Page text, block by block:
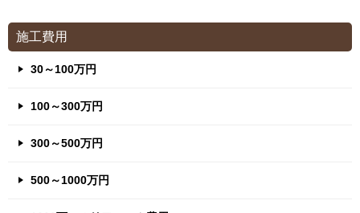
施工費用
30～100万円
100～300万円
300～500万円
500～1000万円